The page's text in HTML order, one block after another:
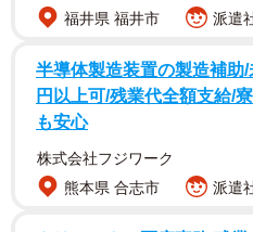
写真集内のヌードを含む先行
発売号に掲載。2025年2月1日
福井県 福井市
派遣
半導体製造装置の製造補助
円以上可/残業代全額支給/
も安心
株式会社フジワーク
熊本県 合志市
派遣